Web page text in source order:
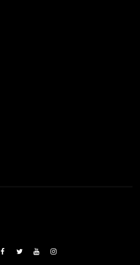
Facebook
TwiteerYoutubeInstagram